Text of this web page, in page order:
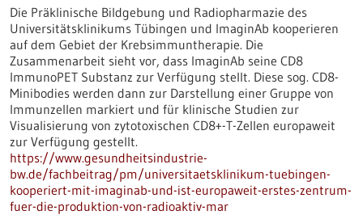
Die Präklinische Bildgebung und Radiopharmazie des
Universitätsklinikums Tübingen und ImaginAb kooperieren
auf dem Gebiet der Krebsimmuntherapie. Die
Zusammenarbeit sieht vor, dass ImaginAb seine CD8
ImmunoPET Substanz zur Verfügung stellt. Diese sog. CD8-
Minibodies werden dann zur Darstellung einer Gruppe von
Immunzellen markiert und für klinische Studien zur
Visualisierung von zytotoxischen CD8+-T-Zellen europaweit
zur Verfügung gestellt.
https://www.gesundheitsindustrie-
bw.de/fachbeitrag/pm/universitaetsklinikum-tuebingen-
kooperiert-mit-imaginab-und-ist-europaweit-erstes-zentrum-
fuer-die-produktion-von-radioaktiv-mar